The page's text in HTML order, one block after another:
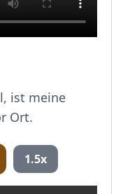
ist meine
Ort.
1.5x